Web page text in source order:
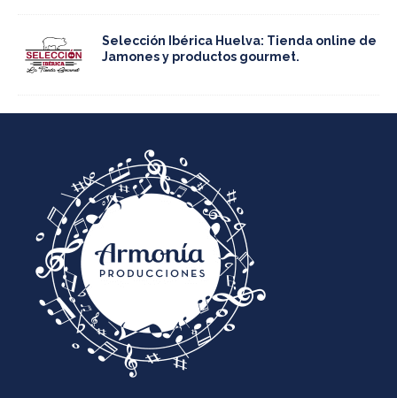
Selección Ibérica Huelva: Tienda online de
Jamones y productos gourmet.